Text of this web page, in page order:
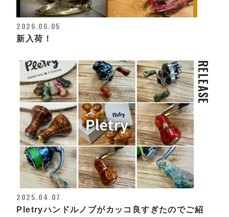
2026.06.05
新入荷！
RELEASE
2025.04.07
Pletryハンドルノブがカッコ良すぎたのでご紹